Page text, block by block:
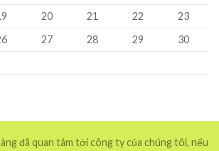
20 21 22
23
27 28 29
30
đã quan tâm tới công ty của chúng tôi, nếu